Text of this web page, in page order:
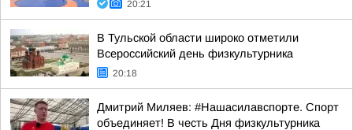
20:21
В Тульской области широко отметили
Всероссийский день физкультурника
20:18
Дмитрий Миляев: #Нашасилавспорте. Спорт
объединяет! В честь Дня физкультурника